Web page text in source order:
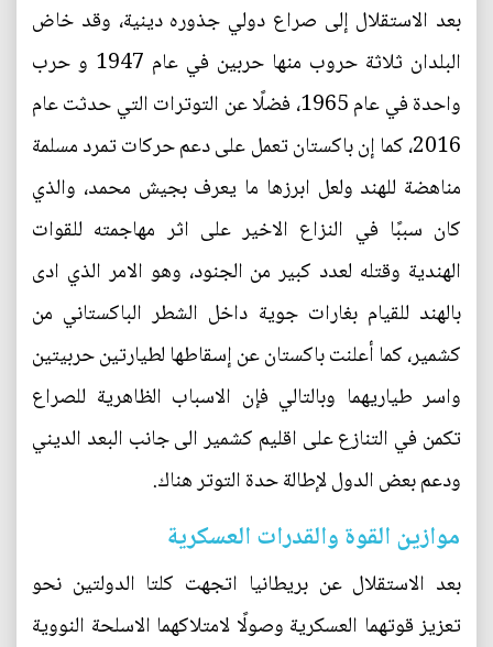
بعد الاستقلال إلى صراع دولي جذوره دينية، وقد خاض
البلدان ثلاثة حروب منها حربين في عام 1947 و حرب
واحدة في عام 1965، فضلًا عن التوترات التي حدثت عام
2016، كما إن باكستان تعمل على دعم حركات تمرد مسلمة
مناهضة للهند ولعل ابرزها ما يعرف بجيش محمد، والذي
كان سببًا في النزاع الاخير على اثر مهاجمته للقوات
الهندية وقتله لعدد كبير من الجنود، وهو الامر الذي ادى
بالهند للقيام بغارات جوية داخل الشطر الباكستاني من
كشمير، كما أعلنت باكستان عن إسقاطها لطيارتين حربيتين
واسر طياريهما وبالتالي فإن الاسباب الظاهرية للصراع
تكمن في التنازع على اقليم كشمير الى جانب البعد الديني
ودعم بعض الدول لإطالة حدة التوتر هناك.
موازين القوة والقدرات العسكرية
بعد الاستقلال عن بريطانيا اتجهت كلتا الدولتين نحو
تعزيز قوتهما العسكرية وصولًا لامتلاكهما الاسلحة النووية